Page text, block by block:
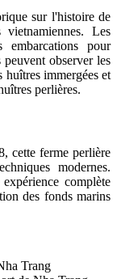
sur l'histoire de
Les
embarcations pour
observer les
huîtres immergées et
perlières.
cette ferme perlière
modernes.
complète
des fonds marins
Trang